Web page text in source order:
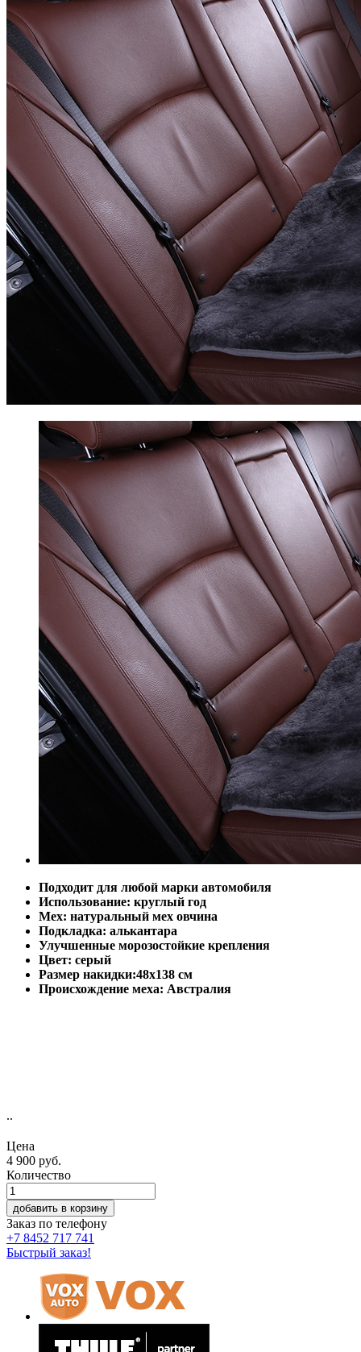
Подходит для любой марки автомобиля
Использование: круглый год
Мех: натуральный мех овчина
Подкладка: алькантара
Улучшенные морозостойкие крепления
Цвет: серый
Размер накидки:48х138 см
Происхождение меха: Австралия
..
Цена
4 900 руб.
Количество
добавить в корзину
Заказ по телефону
+7 8452 717 741
Быстрый заказ!